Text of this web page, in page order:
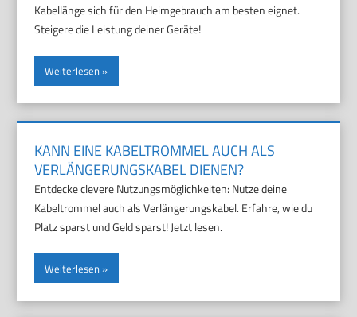
Kabellänge sich für den Heimgebrauch am besten eignet.
Steigere die Leistung deiner Geräte!
Weiterlesen
KANN EINE KABELTROMMEL AUCH ALS
VERLÄNGERUNGSKABEL DIENEN?
Entdecke clevere Nutzungsmöglichkeiten: Nutze deine
Kabeltrommel auch als Verlängerungskabel. Erfahre, wie du
Platz sparst und Geld sparst! Jetzt lesen.
Weiterlesen